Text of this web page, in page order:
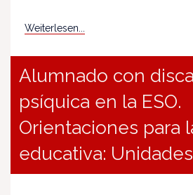
Weiterlesen...
Alumnado con
psíquica en la ESO.
Orientaciones para
educativa: